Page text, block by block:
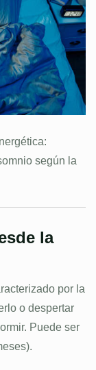
según la
la
por la
o despertar
Puede ser